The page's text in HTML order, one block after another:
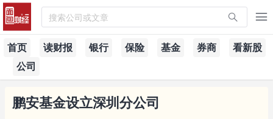
搜索公司或文章
首页 读财报 银行 保险 基金 券商
看新股
公司
鹏安基金设立深圳分公司